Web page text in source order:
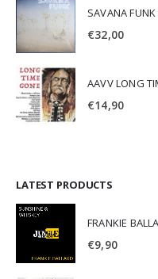
SAVANA
€32,00
€14,90
LATEST PRODUCTS
FRANKIE
€9,90